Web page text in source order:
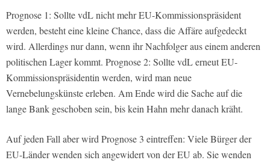
Prognose 1: Sollte vdL nicht mehr EU-Kommissionspräsident
werden, besteht eine kleine Chance, dass die Affäre aufgedeckt
wird. Allerdings nur dann, wenn ihr Nachfolger aus einem anderen
politischen Lager kommt. Prognose 2: Sollte vdL erneut EU-
Kommissionspräsidentin werden, wird man neue
Vernebelungskünste erleben. Am Ende wird die Sache auf die
lange Bank geschoben sein, bis kein Hahn mehr danach kräht.
Auf jeden Fall aber wird Prognose 3 eintreffen: Viele Bürger der
EU-Länder wenden sich angewidert von der EU ab. Sie wenden